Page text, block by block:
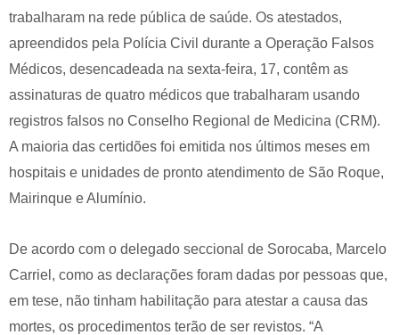
trabalharam na rede pública de saúde. Os atestados,
apreendidos pela Polícia Civil durante a Operação Falsos
Médicos, desencadeada na sexta-feira, 17, contêm as
assinaturas de quatro médicos que trabalharam usando
registros falsos no Conselho Regional de Medicina (CRM).
A maioria das certidões foi emitida nos últimos meses em
hospitais e unidades de pronto atendimento de São Roque,
Mairinque e Alumínio.
De acordo com o delegado seccional de Sorocaba, Marcelo
Carriel, como as declarações foram dadas por pessoas que,
em tese, não tinham habilitação para atestar a causa das
mortes, os procedimentos terão de ser revistos. “A